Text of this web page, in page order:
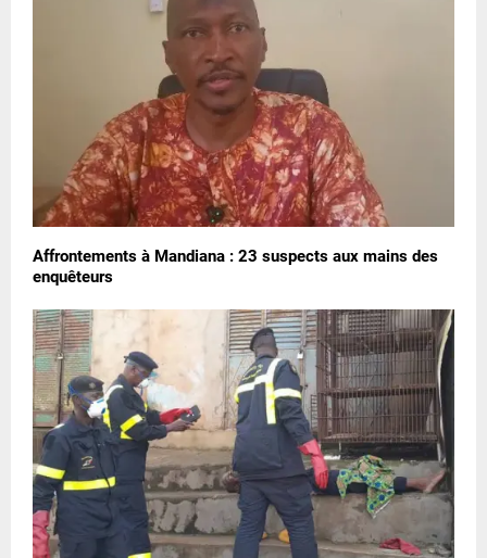
Affrontements à Mandiana : 23 suspects aux mains des
enquêteurs